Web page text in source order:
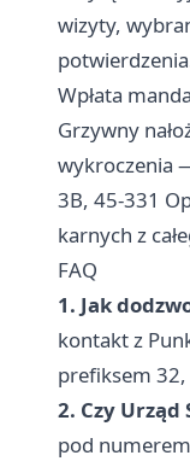
wizyty,
Wpłata
Grzywny
wykroczenia
3B, 45-331
karnych z
FAQ
1. Jak
kontakt z
prefiksem 32,
2. Czy
pod